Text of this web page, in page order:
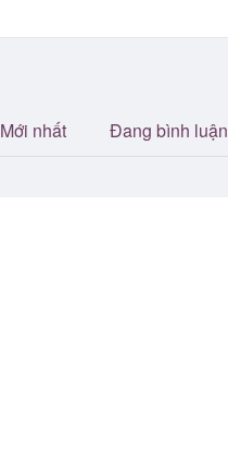
Mới nhất Đang bình luận